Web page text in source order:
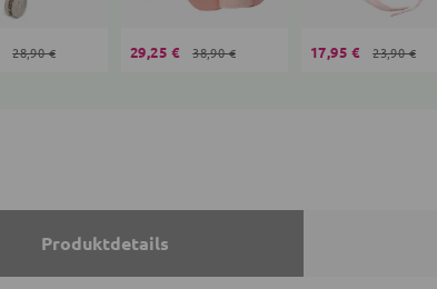
28,90 € 29,25 € 38,90 € 17,95 € 23,90 €
Produktdetails